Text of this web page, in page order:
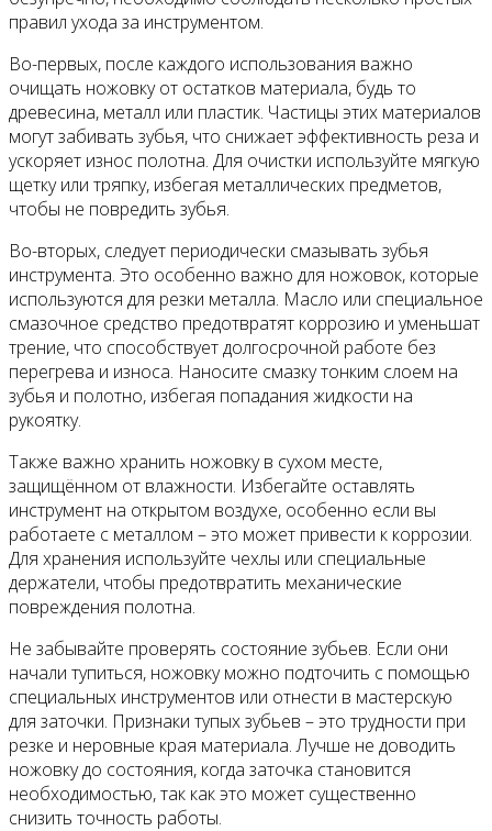
правил ухода за инструментом.
Во-первых, после каждого использования важно
очищать ножовку от остатков материала, будь то
древесина, металл или пластик. Частицы этих материалов
могут забивать зубья, что снижает эффективность реза и
ускоряет износ полотна. Для очистки используйте мягкую
щетку или тряпку, избегая металлических предметов,
чтобы не повредить зубья.
Во-вторых, следует периодически смазывать зубья
инструмента. Это особенно важно для ножовок, которые
используются для резки металла. Масло или специальное
смазочное средство предотвратят коррозию и уменьшат
трение, что способствует долгосрочной работе без
перегрева и износа. Наносите смазку тонким слоем на
зубья и полотно, избегая попадания жидкости на
рукоятку.
Также важно хранить ножовку в сухом месте,
защищённом от влажности. Избегайте оставлять
инструмент на открытом воздухе, особенно если вы
работаете с металлом – это может привести к коррозии.
Для хранения используйте чехлы или специальные
держатели, чтобы предотвратить механические
повреждения полотна.
Не забывайте проверять состояние зубьев. Если они
начали тупиться, ножовку можно подточить с помощью
специальных инструментов или отнести в мастерскую
для заточки. Признаки тупых зубьев – это трудности при
резке и неровные края материала. Лучше не доводить
ножовку до состояния, когда заточка становится
необходимостью, так как это может существенно
снизить точность работы.